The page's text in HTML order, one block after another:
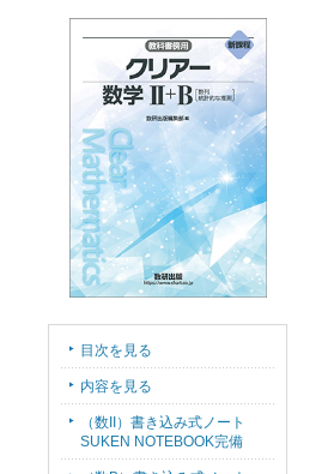
目次を見る
内容を見る
（数II）書き込み式ノート
SUKEN NOTEBOOK完備